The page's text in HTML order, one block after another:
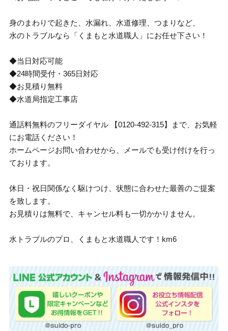
身のまわりで起きた、水漏れ、水道修理、つまりなど、
水のトラブルなら「くまもと水道職人」にお任せ下さい！
◆当日対応可能
◆24時間受付・365日対応
◆お見積り無料
◆水道局指定工事店
通話料無料のフリーダイヤル 【0120-492-315】まで、お気軽
にお電話ください！
ホームページお問い合わせから、メールでも受け付けを行っ
ております。
休日・祝日関係なく駆けつけ、状態に合わせた最善のご提案
を致します。
お見積りは無料で、キャンセル料も一切かかりません。
水トラブルのプロ、くまもと水道職人です！km6